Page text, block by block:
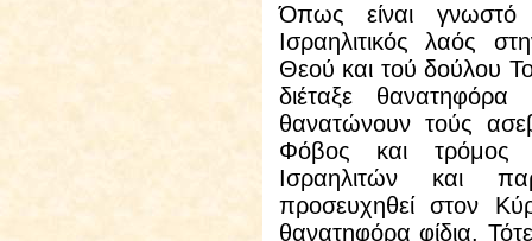
Όπως είναι
Ισραηλιτικός λαός
Θεού και τού δούλου
διέταξε
θανατώνουν τούς
Φόβος και τρόμος
Ισραηλιτών και
προσευχηθεί στον
θανατηφόρα φίδια.